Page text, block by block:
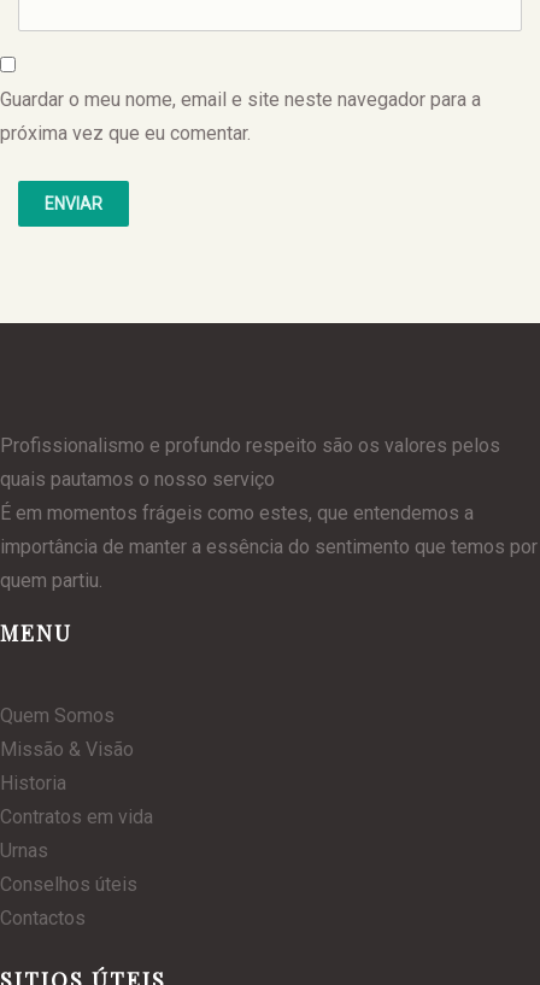
Guardar o meu nome, email e site neste navegador para a
próxima vez que eu comentar.
Profissionalismo e profundo respeito são os valores pelos
quais pautamos o nosso serviço
É em momentos frágeis como estes, que entendemos a
importância de manter a essência do sentimento que temos por
quem partiu.
MENU
Quem Somos
Missão & Visão
Historia
Contratos em vida
Urnas
Conselhos úteis
Contactos